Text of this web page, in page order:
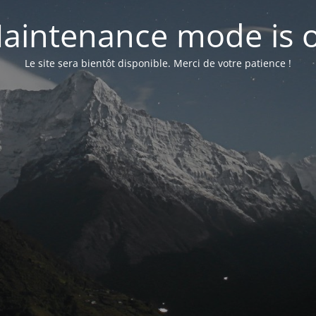
mode is
Le site sera bientôt disponible. Merci de votre patience !